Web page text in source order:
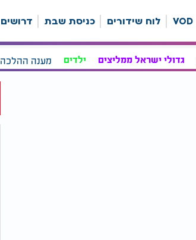
VOD לוח שידורים כניסת שבת דרושים
גדולי ישראל ממליצים ילדים מענה ההלכה